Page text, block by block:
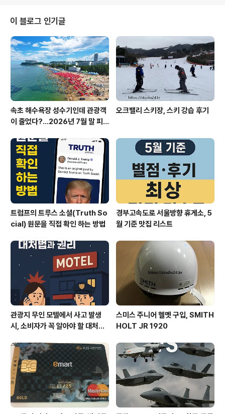
해 완벽하게 준비했습니다.1. 전국 해수욕장 인기 순위 &
특징빅데이터가 뽑은 2025년 8월 인기 해수욕장부산 해
운대: 6/21~9/14 (최장 개장, 야간 운영, 최고의 인프라)
부산 송정·광안리, 인천 을왕리·하나개·왕산: 수도권 근교
인기, 8월 31일 또는 9월 초까지 운영강릉 경포·속초·안목:
강원도 ..
이 블로그 인기글
속초 해수욕장 성수기인데 관광객
이 줄었다?…2026년 7월 말 피
오크밸리 스키장, 스키 강습 후기
트럼프의 트루스 소셜(Truth So
cial) 원문을 직접 확인 하는 방법
경부고속도로 서울방향 휴게소, 5
월 기준 맛집 리스트
관광지 무인 모텔에서 사고 발생
시, 소비자가 꼭 알아야 할 대처법
스미스 주니어 헬멧 구입, SMITH
HOLT JR 1920